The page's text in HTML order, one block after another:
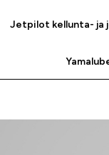
Jetpilot kellunta- ja